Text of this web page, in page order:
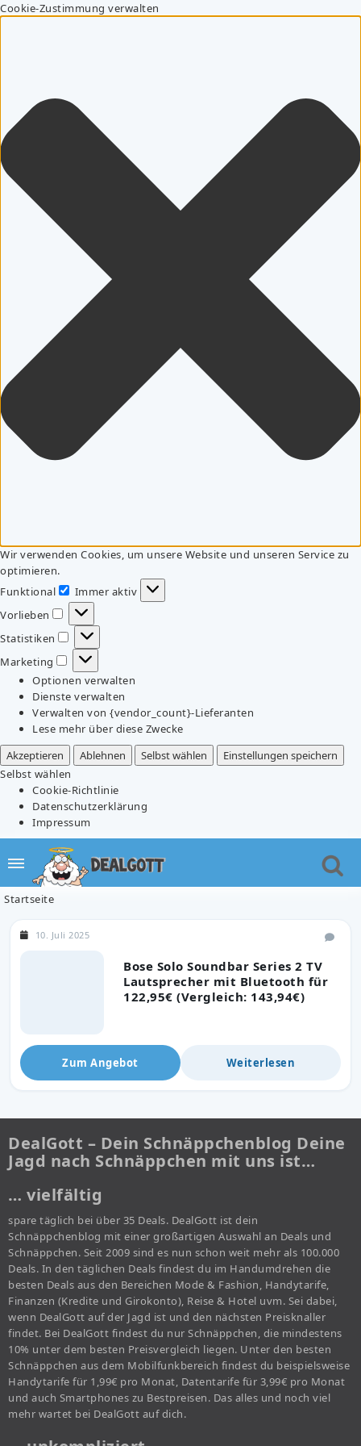
Cookie-Zustimmung verwalten
Wir verwenden Cookies, um unsere Website und unseren Service zu
optimieren.
Funktional
Funktional
Immer aktiv
Vorlieben
Vorlieben
Statistiken
Statistiken
Marketing
Marketing
Optionen verwalten
Dienste verwalten
Verwalten von {vendor_count}-Lieferanten
Lese mehr über diese Zwecke
Akzeptieren
Ablehnen Selbst wählen
Einstellungen speichern
Selbst wählen
Cookie-Richtlinie
Datenschutzerklärung
Impressum
Startseite
Bose Solo Soundbar Series 2 TV
Lautsprecher mit Bluetooth für
122,95€ (Vergleich: 143,94€)
10. Juli 2025
Zum Angebot Weiterlesen
DealGott – Dein Schnäppchenblog Deine
Jagd nach Schnäppchen mit uns ist…
… vielfältig
spare täglich bei über 35 Deals. DealGott ist dein
Schnäppchenblog mit einer großartigen Auswahl an Deals und
Schnäppchen. Seit 2009 sind es nun schon weit mehr als 100.000
Deals. In den täglichen Deals findest du im Handumdrehen die
besten Deals aus den Bereichen Mode & Fashion, Handytarife,
Finanzen (Kredite und Girokonto), Reise & Hotel uvm. Sei dabei,
wenn DealGott auf der Jagd ist und den nächsten Preisknaller
findet. Bei DealGott findest du nur Schnäppchen, die mindestens
10% unter dem besten Preisvergleich liegen. Unter den besten
Schnäppchen aus dem Mobilfunkbereich findest du beispielsweise
Handytarife für 1,99€ pro Monat, Datentarife für 3,99€ pro Monat
und auch Smartphones zu Bestpreisen. Das alles und noch viel
mehr wartet bei DealGott auf dich.